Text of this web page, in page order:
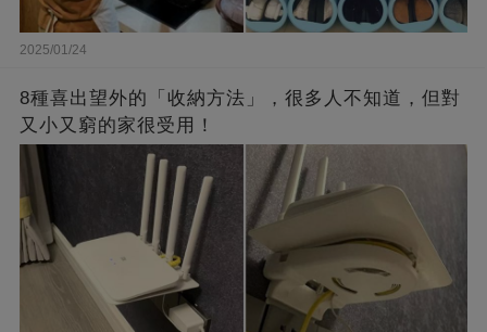
2025/01/24
8種喜出望外的「收納方法」，很多人不知道，但對
又小又窮的家很受用！